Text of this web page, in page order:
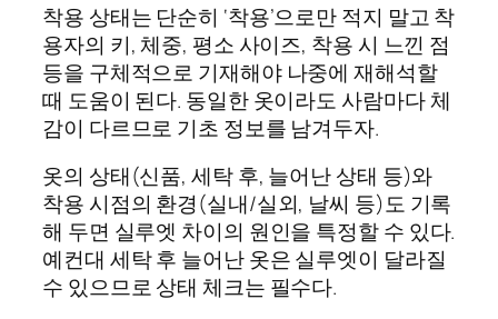
착용 상태는 단순히 ‘착용’으로만 적지 말고 착
용자의 키, 체중, 평소 사이즈, 착용 시 느낀 점
등을 구체적으로 기재해야 나중에 재해석할
때 도움이 된다. 동일한 옷이라도 사람마다 체
감이 다르므로 기초 정보를 남겨두자.
옷의 상태(신품, 세탁 후, 늘어난 상태 등)와
착용 시점의 환경(실내/실외, 날씨 등)도 기록
해 두면 실루엣 차이의 원인을 특정할 수 있다.
예컨대 세탁 후 늘어난 옷은 실루엣이 달라질
수 있으므로 상태 체크는 필수다.